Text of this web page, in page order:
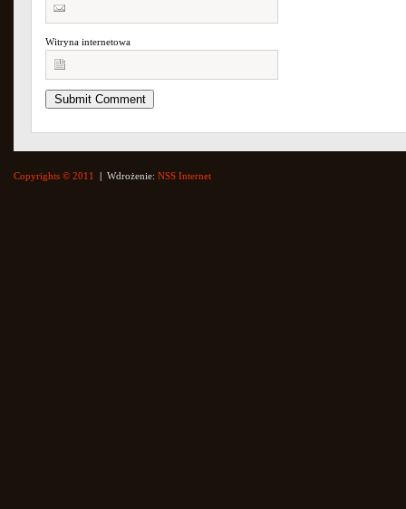
Witryna internetowa
Copyrights © 2011 | Wdrożenie: NSS Internet